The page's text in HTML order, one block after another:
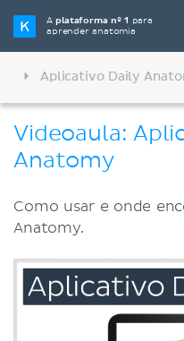
Aplataforma nº 1 para
aprender anatomia
Aplicativo Daily
Videoaula:
Anatomy
Como usar e onde
Anatomy.